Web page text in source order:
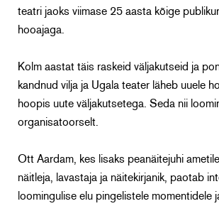
teatri jaoks viimase 25 aasta kõige
hooajaga.
Kolm aastat täis raskeid väljakutseid ja
kandnud vilja ja Ugala teater läheb uuele
hoopis uute väljakutsetega. Seda nii
organisatoorselt.
Ott Aardam, kes lisaks peanäitejuhi
näitleja, lavastaja ja näitekirjanik, paotab
loomingulise elu pingelistele momentidele